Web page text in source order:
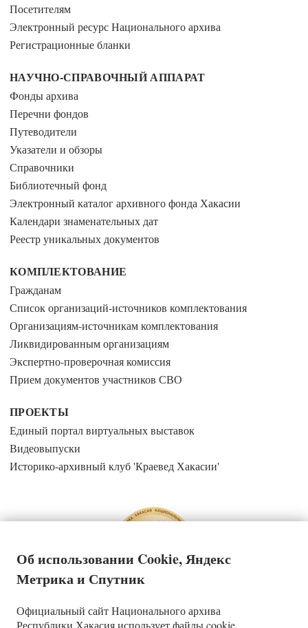
Посетителям
Электронный ресурс Национального архива
Регистрационные бланки
НАУЧНО-СПРАВОЧНЫЙ АППАРАТ
Фонды архива
Перечни фондов
Путеводители
Указатели и обзоры
Справочники
Библиотечный фонд
Электронный каталог архивного фонда Хакасии
Календари знаменательных дат
Реестр уникальных документов
КОМПЛЕКТОВАНИЕ
Гражданам
Список организаций-источников комплектования
Организациям-источникам комплектования
Ликвидированным организациям
Экспертно-проверочная комиссия
Прием документов участников СВО
ПРОЕКТЫ
Единый портал виртуальных выставок
Видеовыпуски
Историко-архивный клуб 'Краевед Хакасии'
Государственное казенное учреждение Республики Хакасия
Об использовании Cookie, Яндекс
Метрика и Спутник
Официальный сайт Национального архива
Республики Хакасия использует файлы cookie,